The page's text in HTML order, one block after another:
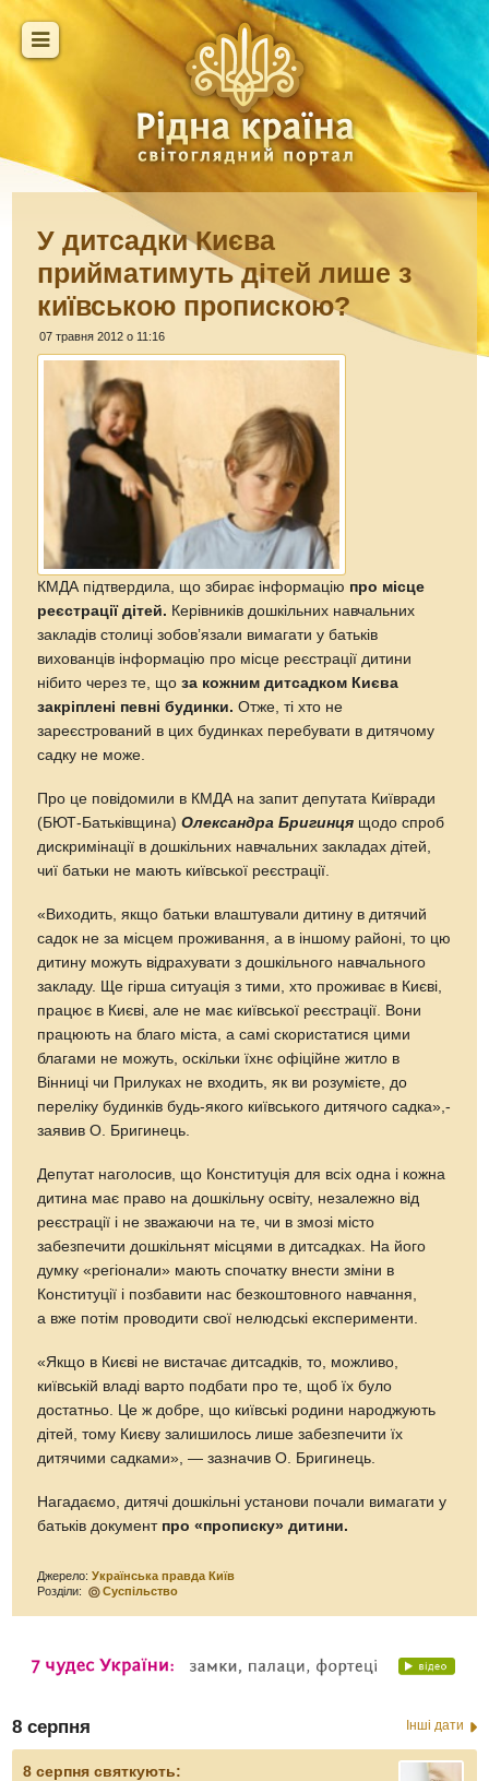
У дитсадки Києва
прийматимуть дітей лише з
київською пропискою?
07 травня 2012 о 11:16
КМДА підтвердила, що збирає інформацію про місце
реєстрації дітей. Керівників дошкільних навчальних
закладів столиці зобов’язали вимагати у батьків
вихованців інформацію про місце реєстрації дитини
нібито через те, щоза кожним дитсадком Києва
закріплені певні будинки. Отже, ті хто не
зареєстрований в цих будинках перебувати в дитячому
садку не може.
Про це повідомили в КМДА на запит депутата Київради
(БЮТ-Батьківщина) Олександра Бригинця щодо спроб
дискримінації в дошкільних навчальних закладах дітей,
чиї батьки не мають київської реєстрації.
«Виходить, якщо батьки влаштували дитину в дитячий
садок не за місцем проживання, а в іншому районі, то цю
дитину можуть відрахувати з дошкільного навчального
закладу. Ще гірша ситуація з тими, хто проживає в Києві,
працює в Києві, але не має київської реєстрації. Вони
працюють на благо міста, а самі скористатися цими
благами не можуть, оскільки їхнє офіційне житло в
Вінниці чи Прилуках не входить, як ви розумієте, до
переліку будинків будь-якого київського дитячого садка»,-
заявив О. Бригинець.
Депутат наголосив, що Конституція для всіх одна і кожна
дитина має право на дошкільну освіту, незалежно від
реєстрації і не зважаючи на те, чи в змозі місто
забезпечити дошкільнят місцями в дитсадках. На його
думку «регіонали» мають спочатку внести зміни в
Конституції і позбавити нас безкоштовного навчання,
а вже потім проводити свої нелюдські експерименти.
«Якщо в Києві не вистачає дитсадків, то, можливо,
київській владі варто подбати про те, щоб їх було
достатньо. Це ж добре, що київські родини народжують
дітей, тому Києву залишилось лише забезпечити їх
дитячими садками», — зазначив О. Бригинець.
Нагадаємо, дитячі дошкільні установи почали вимагати у
батьків документ про «прописку» дитини.
Джерело:Українська правда Київ
Розділи:
Суспільство
8 серпня Інші дати
8 серпня святкують: